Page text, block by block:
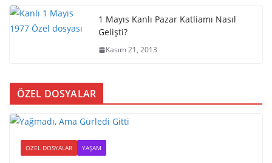
1 Mayıs Kanlı Pazar Katliamı Nasıl
Gelişti?
Kasım 21, 2013
ÖZEL DOSYALAR
ÖZEL DOSYALAR YAŞAM